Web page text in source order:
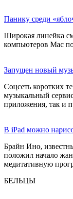
Панику среди
Широкая линейка
компьютеров Mac
Запущен новый
Соцсеть коротких
музыкальный
приложения, так и
В iPad можно
Брайн Ино,
положил начало
медитативную
БЕЛЬЦЫ